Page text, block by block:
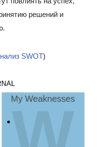
решений и
SWOT)